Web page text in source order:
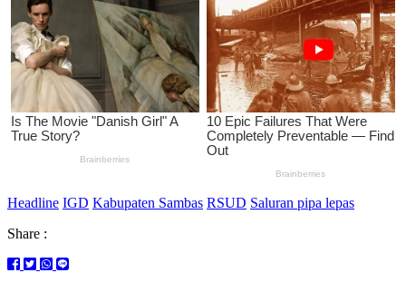
Headline IGD Kabupaten Sambas RSUD Saluran pipa lepas
Share :